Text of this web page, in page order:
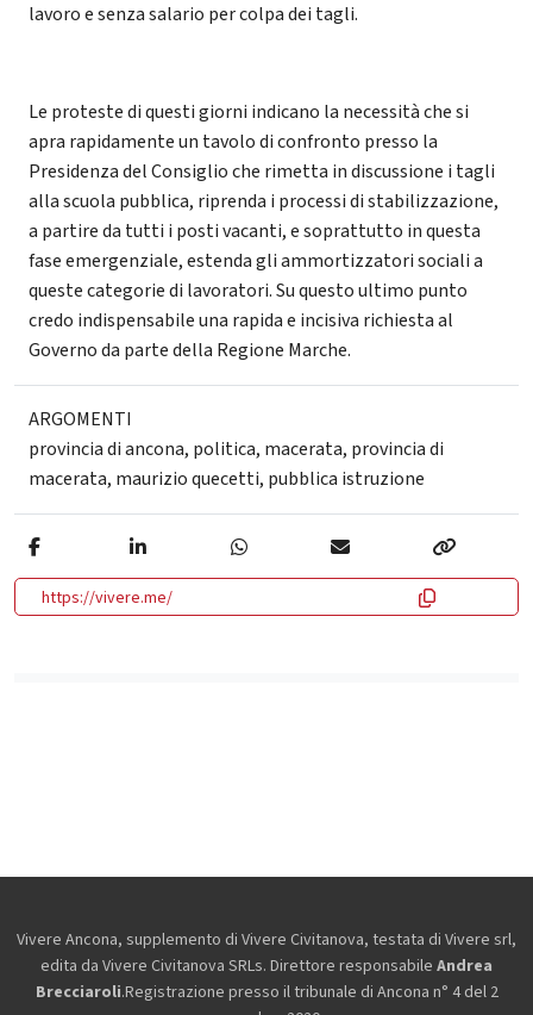
lavoro e senza salario per colpa dei tagli.
Le proteste di questi giorni indicano la necessità che si
apra rapidamente un tavolo di confronto presso la
Presidenza del Consiglio che rimetta in discussione i tagli
alla scuola pubblica, riprenda i processi di stabilizzazione,
a partire da tutti i posti vacanti, e soprattutto in questa
fase emergenziale, estenda gli ammortizzatori sociali a
queste categorie di lavoratori. Su questo ultimo punto
credo indispensabile una rapida e incisiva richiesta al
Governo da parte della Regione Marche.
ARGOMENTI
provincia di ancona, politica, macerata, provincia di
macerata, maurizio quecetti, pubblica istruzione
https://vivere.me/
Vivere Ancona, supplemento di Vivere Civitanova, testata di Vivere srl,
edita da Vivere Civitanova SRLs. Direttore responsabile Andrea
Brecciaroli.Registrazione presso il tribunale di Ancona n° 4 del 2